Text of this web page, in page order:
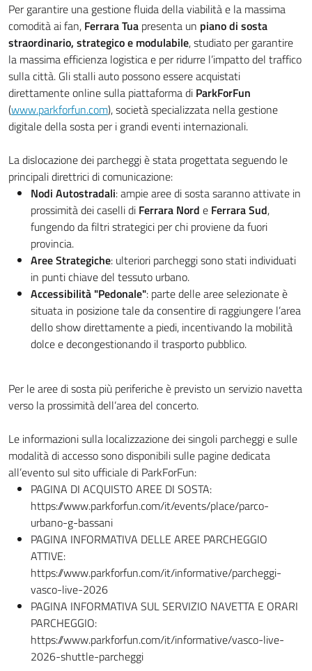
Per garantire una gestione fluida della viabilità e la massima
comodità ai fan, Ferrara Tua presenta un piano di sosta
straordinario, strategico e modulabile, studiato per garantire
la massima efficienza logistica e per ridurre l’impatto del traffico
sulla città. Gli stalli auto possono essere acquistati
direttamente online sulla piattaforma di ParkForFun
(www.parkforfun.com), società specializzata nella gestione
digitale della sosta per i grandi eventi internazionali.
La dislocazione dei parcheggi è stata progettata seguendo le
principali direttrici di comunicazione:
Nodi Autostradali: ampie aree di sosta saranno attivate in
prossimità dei caselli di Ferrara Nord e Ferrara Sud,
fungendo da filtri strategici per chi proviene da fuori
provincia.
Aree Strategiche: ulteriori parcheggi sono stati individuati
in punti chiave del tessuto urbano.
Accessibilità "Pedonale": parte delle aree selezionate è
situata in posizione tale da consentire di raggiungere l’area
dello show direttamente a piedi, incentivando la mobilità
dolce e decongestionando il trasporto pubblico.
Per le aree di sosta più periferiche è previsto un servizio navetta
verso la prossimità dell’area del concerto.
Le informazioni sulla localizzazione dei singoli parcheggi e sulle
modalità di accesso sono disponibili sulle pagine dedicata
all’evento sul sito ufficiale di ParkForFun:
PAGINA DI ACQUISTO AREE DI SOSTA:
https://www.parkforfun.com/it/events/place/parco-
urbano-g-bassani
PAGINA INFORMATIVA DELLE AREE PARCHEGGIO
ATTIVE:
https://www.parkforfun.com/it/informative/parcheggi-
vasco-live-2026
PAGINA INFORMATIVA SUL SERVIZIO NAVETTA E ORARI
PARCHEGGIO:
https://www.parkforfun.com/it/informative/vasco-live-
2026-shuttle-parcheggi